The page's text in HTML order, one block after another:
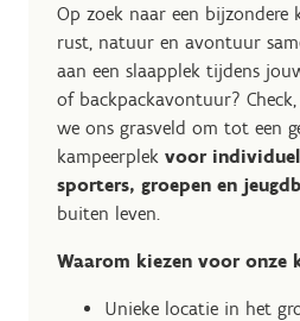
Op zoek naar een bijzondere
rust, natuur en avontuur
aan een slaapplek tijdens
of backpackavontuur?
we ons grasveld om tot een
kampeerplek voor
sporters, groepen en
buiten leven.
Waarom kiezen voor onze
Unieke locatie in het